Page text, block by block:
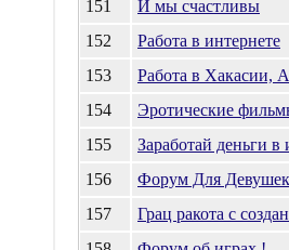
151
И мы счастливы
152
Работа в интернете
153
Работа в Хакасии,
154
Эротические
155
Заработай деньги в
156
Форум Для Девушек
157
Грац ракота с